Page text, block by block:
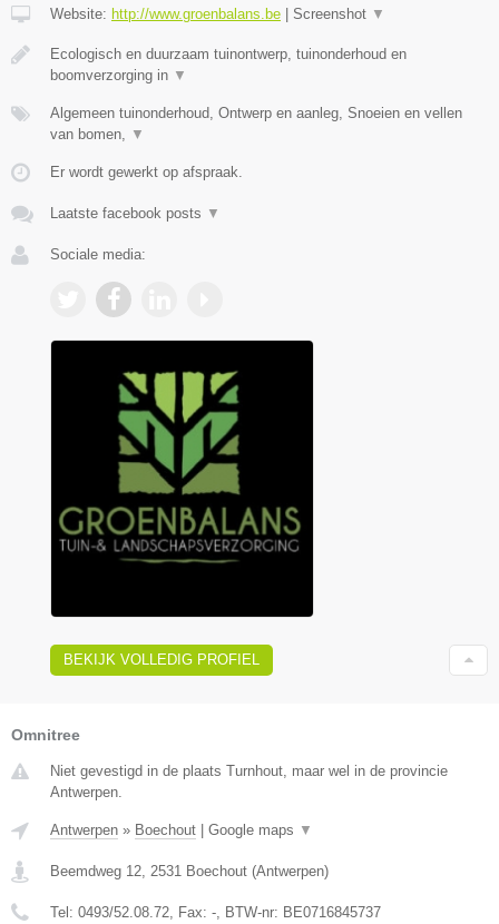
Website: http://www.groenbalans.be Screenshot ▼
Ecologisch en duurzaam tuinontwerp, tuinonderhoud en
boomverzorging in ▼
Algemeen tuinonderhoud, Ontwerp en aanleg, Snoeien en vellen
van bomen,
▼
Er wordt gewerkt op afspraak.
Laatste facebook posts ▼
Sociale media:
BEKIJK VOLLEDIG PROFIEL
Omnitree
Niet gevestigd in de plaats Turnhout, maar wel in de provincie
Antwerpen.
Antwerpen » Boechout | Google maps ▼
Beemdweg 12 2531 Boechout (Antwerpen)
Tel: 0493/52.08.72 , Fax: - , BTW-nr: BE0716845737